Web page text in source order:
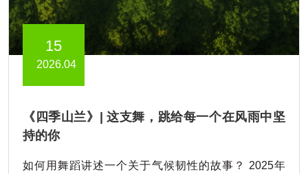
15
2026.04
《四季山兰》| 这支舞，跳给每一个在风雨中坚
持的你
如何用舞蹈讲述一个关于气候韧性的故事？ 2025年